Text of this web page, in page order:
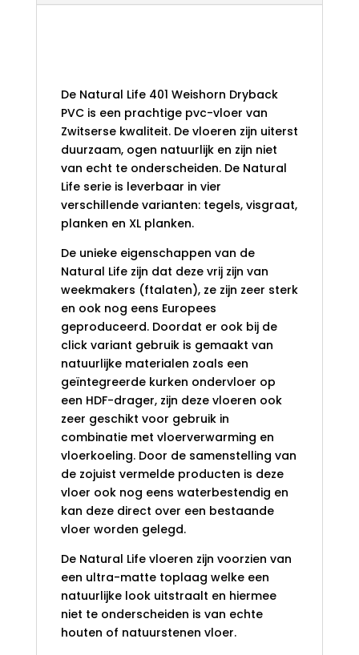
De Natural Life 401 Weishorn Dryback
PVC is een prachtige pvc-vloer van
Zwitserse kwaliteit. De vloeren zijn uiterst
duurzaam, ogen natuurlijk en zijn niet
van echt te onderscheiden. De Natural
Life serie is leverbaar in vier
verschillende varianten: tegels, visgraat,
planken en XL planken.
De unieke eigenschappen van de
Natural Life zijn dat deze vrij zijn van
weekmakers (ftalaten), ze zijn zeer sterk
en ook nog eens Europees
geproduceerd. Doordat er ook bij de
click variant gebruik is gemaakt van
natuurlijke materialen zoals een
geïntegreerde kurken ondervloer op
een HDF-drager, zijn deze vloeren ook
zeer geschikt voor gebruik in
combinatie met vloerverwarming en
vloerkoeling. Door de samenstelling van
de zojuist vermelde producten is deze
vloer ook nog eens waterbestendig en
kan deze direct over een bestaande
vloer worden gelegd.
De Natural Life vloeren zijn voorzien van
een ultra-matte toplaag welke een
natuurlijke look uitstraalt en hiermee
niet te onderscheiden is van echte
houten of natuurstenen vloer.